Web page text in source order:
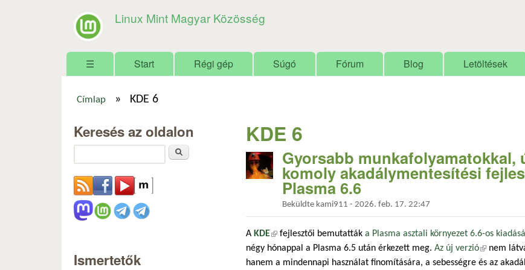
Linux Mint Magyar Közösség
Főmenü
☰ Start Régi gép Súgó Fórum Blog Letöltések
Címlap » KDE 6
KDE 6
Gyorsabb
komoly akadálymentesítési
Plasma 6.6
Beküldte kami911 - 2026. feb. 17. 22:47
A KDE(külső hivatkozás)
fejlesztői bemutatták a Plasma asztali környezet 6.6-os
négy hónappal a Plasma 6.5 után érkezett meg. Az új verzió(külső
nem
hanem a mindennapi használat finomítására, a sebességre és az
Keresés az oldalon
Ismertetők